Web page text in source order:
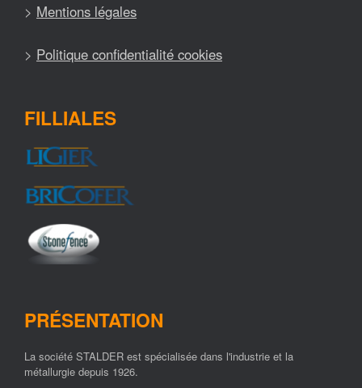
> Mentions légales
> Politique confidentialité cookies
FILLIALES
PRÉSENTATION
La société STALDER est spécialisée dans l'industrie et la
métallurgie depuis 1926.